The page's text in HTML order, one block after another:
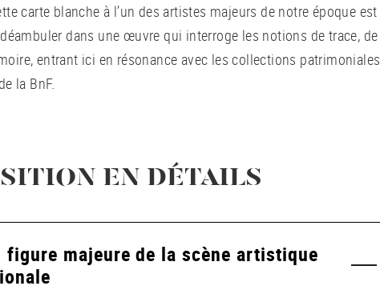
carte blanche à l’un des artistes majeurs de notre époque est
dans une œuvre qui interroge les notions de trace, de
entrant ici en résonance avec les collections patrimoniales
la BnF.
EN DÉTAILS
figure majeure de la scène artistique